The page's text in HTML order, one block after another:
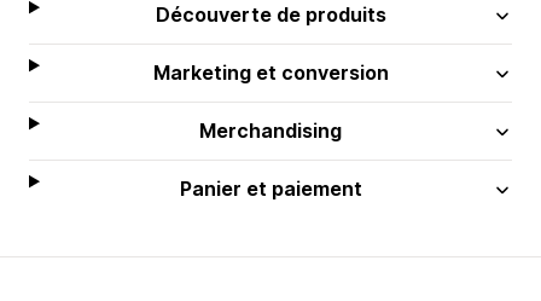
Découverte de produits
Marketing et conversion
Merchandising
Panier et paiement